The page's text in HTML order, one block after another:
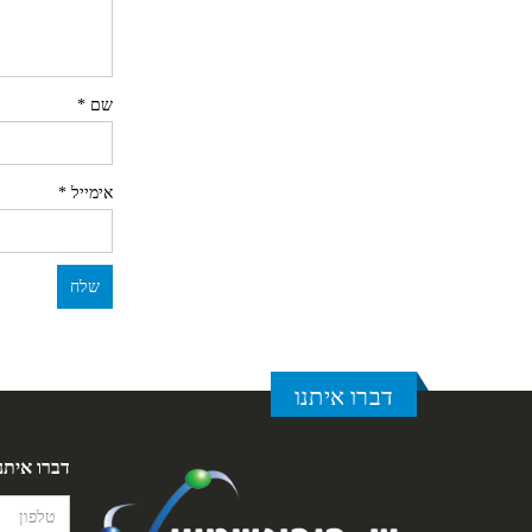
שם*
אימייל*
דברו איתנו
דברו